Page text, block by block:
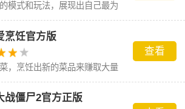
模式和玩法，展现出自己最为
关能力
烹饪官方版
，烹饪出新的菜品来赚取大量
查看
战僵尸2官方正版